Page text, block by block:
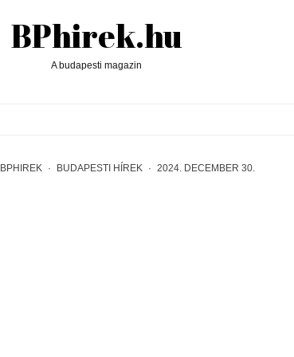
BPhirek.hu
A budapesti magazin
BPHIREK · BUDAPESTI HÍREK · 2024. DECEMBER 30.